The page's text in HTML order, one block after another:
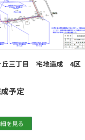
丘三丁目 宅地造成 4区
予定
を見る